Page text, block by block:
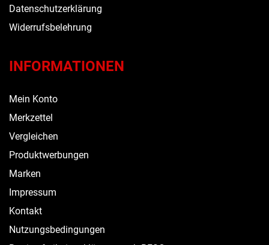
Datenschutzerklärung
Widerrufsbelehrung
INFORMATIONEN
Mein Konto
Merkzettel
Vergleichen
Produktwerbungen
Marken
Impressum
Kontakt
Nutzungsbedingungen